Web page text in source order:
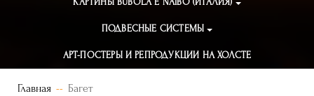
ПОДВЕСНЫЕ СИСТЕМЫ
АРТ-ПОСТЕРЫ И РЕПРОДУКЦИИ НА ХОЛСТЕ
Главная Багет